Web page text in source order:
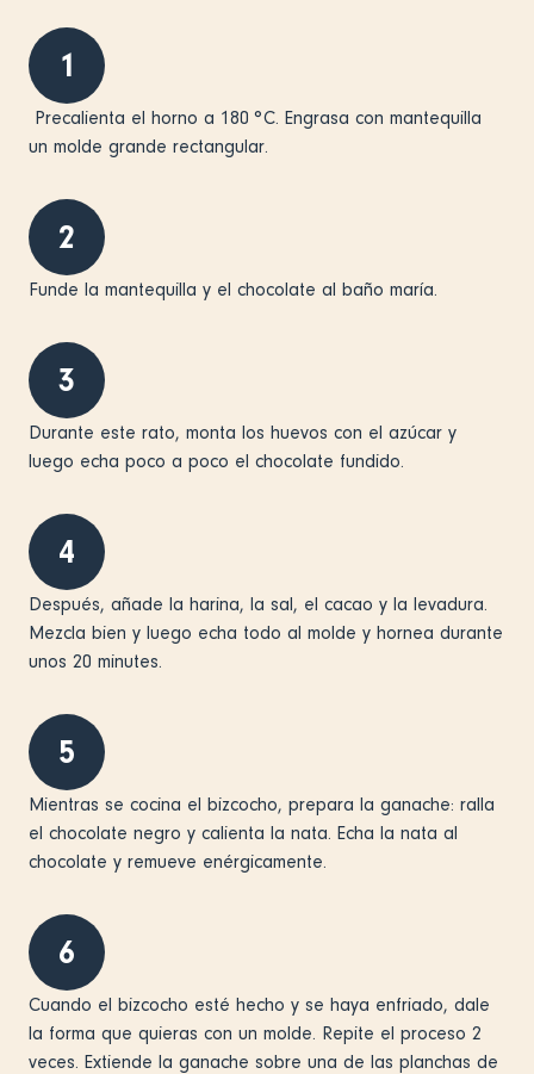
1
Precalienta el horno a 180 °C. Engrasa con mantequilla
un molde grande rectangular.
2
Funde la mantequilla y el chocolate al baño maría.
3
Durante este rato, monta los huevos con el azúcar y
luego echa poco a poco el chocolate fundido.
4
Después, añade la harina, la sal, el cacao y la levadura.
Mezcla bien y luego echa todo al molde y hornea durante
unos 20 minutes.
5
Mientras se cocina el bizcocho, prepara la ganache: ralla
el chocolate negro y calienta la nata. Echa la nata al
chocolate y remueve enérgicamente.
6
Cuando el bizcocho esté hecho y se haya enfriado, dale
la forma que quieras con un molde. Repite el proceso 2
veces. Extiende la ganache sobre una de las planchas de